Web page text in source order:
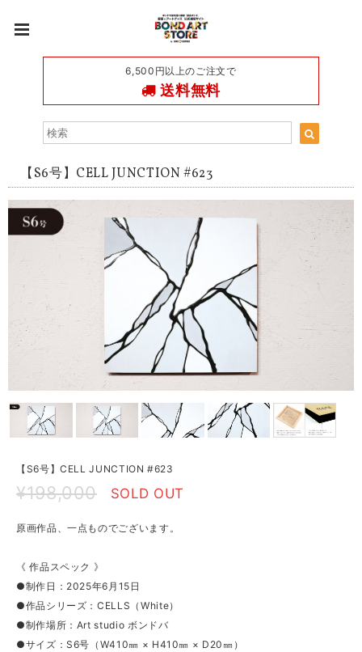
6,500円以上のご注文で
送料無料
【S6号】CELL JUNCTION #623
【S6号】CELL JUNCTION #623
¥198,000 SOLD OUT
原画作品、一点ものでございます。
《 作品スペック 》
●制作日：2025年6月15日
●作品シリーズ：CELLS（White）
●制作場所：Art studio ボンドバ
●サイズ：S6号（W410㎜ × H410㎜ × D20㎜）